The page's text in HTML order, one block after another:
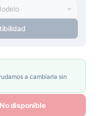
a cambiarla sin
No disponible